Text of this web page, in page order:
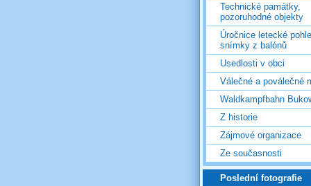
Technické památky,
pozoruhodné objekty
Úročnice letecké
snímky z balónů
Usedlosti v obci
Válečné a poválečné
Waldkampfbahn
Z historie
Zájmové organizace
Ze současnosti
Poslední fotografie